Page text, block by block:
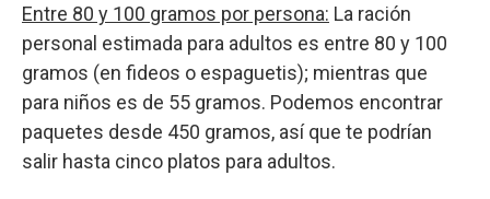
Entre 80 y 100 gramos por persona: La ración
personal estimada para adultos es entre 80 y 100
gramos (en fideos o espaguetis); mientras que
para niños es de 55 gramos. Podemos encontrar
paquetes desde 450 gramos, así que te podrían
salir hasta cinco platos para adultos.